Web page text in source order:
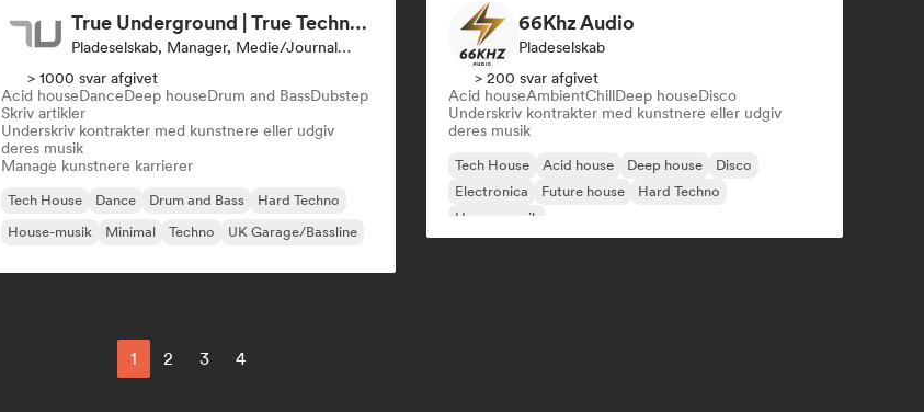
True Underground | True Techno Podcast | ONE
Pladeselskab, Manager, Medie/journalist
> 1000 svar afgivet
Acid houseDanceDeep houseDrum and BassDubstep
Skriv artikler
Underskriv kontrakter med kunstnere eller udgiv
deres musik
Manage kunstnere karrierer
Tech House Dance Drum and Bass
Hard Techno
House-musik
Minimal Techno UK Garage/Bassline
66Khz Audio
Pladeselskab
> 200 svar afgivet
Acid houseAmbientChillDeep houseDisco
Underskriv kontrakter med kunstnere eller udgiv
deres musik
Tech House Acid house Deep house
Disco
Electronica
Future house
Hard Techno
House-musik
1 2 3 4